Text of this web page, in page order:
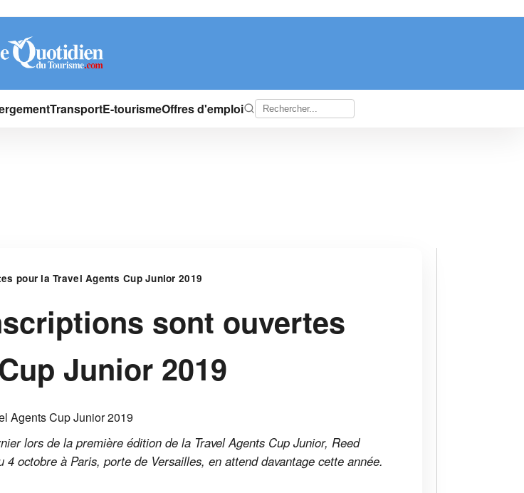
TransportE-tourismeOffres d'emploi
pour la Travel Agents Cup Junior 2019
sont ouvertes
Junior 2019
lors de la première édition de la Travel Agents Cup Junior, Reed
octobre à Paris, porte de Versailles, en attend davantage cette année.